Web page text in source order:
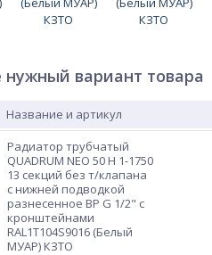
вариант товара
Название и артикул
Радиатор трубчатый
QUADRUM NEO 50 H 1-1750
13 секций без т/клапана
с нижней подводкой
разнесенное ВР G 1/2" с
кронштейнами
RAL1T104S9016 (Белый
МУАР) КЗТО